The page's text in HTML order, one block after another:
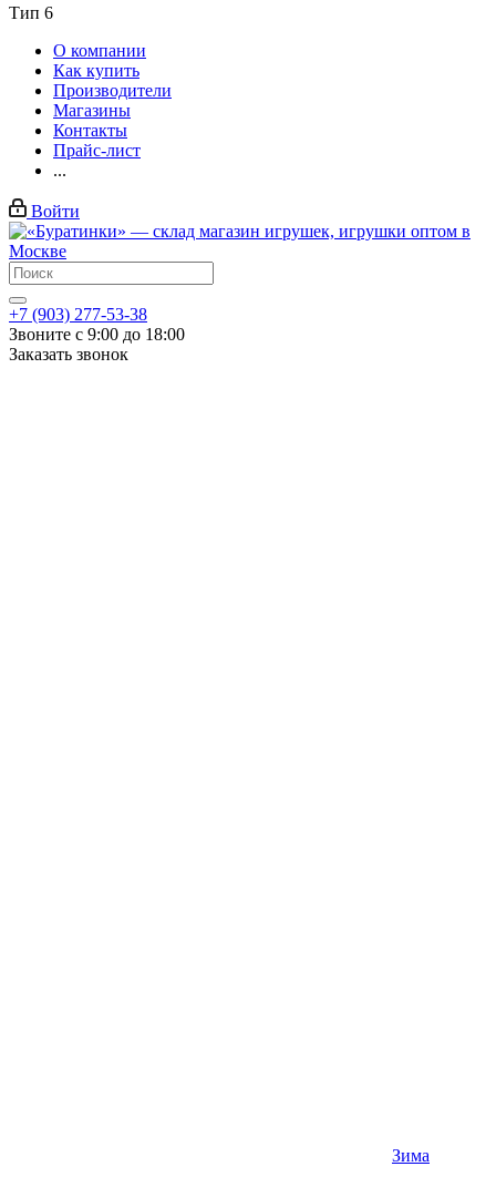
Тип 6
О компании
Как купить
Производители
Магазины
Контакты
Прайс-лист
...
Войти
+7 (903) 277-53-38
Звоните с 9:00 до 18:00
Заказать звонок
Зима